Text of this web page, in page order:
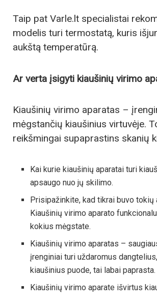
Taip pat Varle.lt specialistai
modelis turi termostatą, kuris
aukštą temperatūrą.
Ar verta įsigyti kiaušinių virimo
Kiaušinių virimo aparatas –
mėgstančių kiaušinius virtuvėje.
reikšmingai supaprastins skanių
Kai kurie kiaušinių aparatai turi
apsaugo nuo jų skilimo.
Prisipažinkite, kad tikrai buvo tokių
Kiaušinių virimo aparato
kokius mėgstate.
Kiaušinių virimo aparatas –
įrenginiai turi uždaromus
kiaušinius puode, tai labai paprasta.
Kiaušinių virimo aparate išvirtus